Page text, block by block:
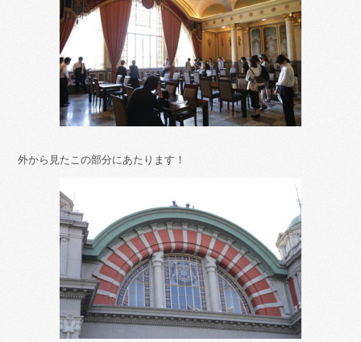
外から見たこの部分にあたります！